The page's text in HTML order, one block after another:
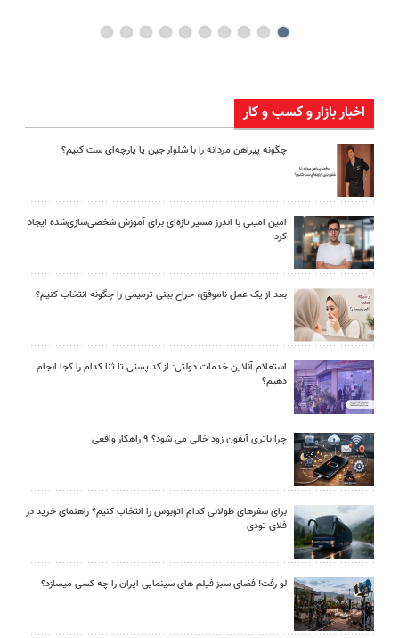
اخبار بازار و کسب و کار
چگونه پیراهن مردانه را با شلوار جین یا پارچه‌ای ست کنیم؟
امین امینی با اندرز مسیر تازه‌ای برای آموزش شخصی‌سازی‌شده ایجاد
کرد
بعد از یک عمل ناموفق، جراح بینی ترمیمی را چگونه انتخاب کنیم؟
استعلام آنلاین خدمات دولتی: از کد پستی تا ثنا کدام را کجا انجام
دهیم؟
چرا باتری آیفون زود خالی می شود؟ ۹ راهکار واقعی
برای سفرهای طولانی کدام اتوبوس را انتخاب کنیم؟ راهنمای خرید در
فلای تودی
لو رفت! فضای سبز فیلم های سینمایی ایران را چه کسی میسازد؟